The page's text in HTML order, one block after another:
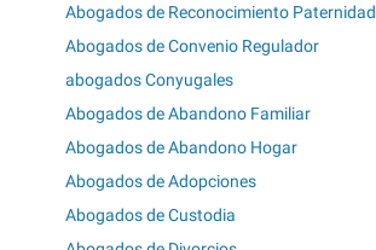
Abogados de Reconocimiento Paternidad
Abogados de Convenio Regulador
abogados Conyugales
Abogados de Abandono Familiar
Abogados de Abandono Hogar
Abogados de Adopciones
Abogados de Custodia